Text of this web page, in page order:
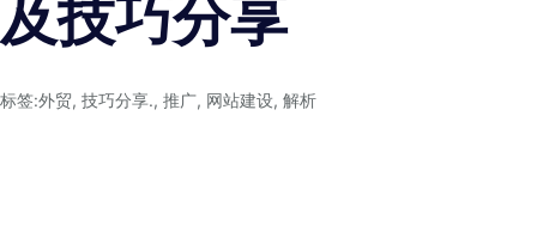
及技巧分享
标签:外贸, 技巧分享., 推广, 网站建设, 解析